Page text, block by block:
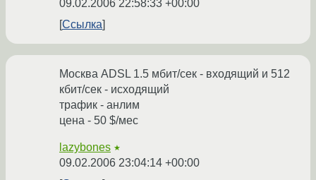
09.02.2006 22:58:33 +00:00
Ссылка
Москва ADSL 1.5 мбит/сек - входящий и 512
кбит/сек - исходящий
трафик - анлим
цена - 50 $/мес
lazybones ★
09.02.2006 23:04:14 +00:00